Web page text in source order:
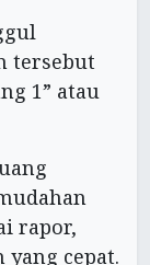
tersebut
1” atau
rapor,
cepat.